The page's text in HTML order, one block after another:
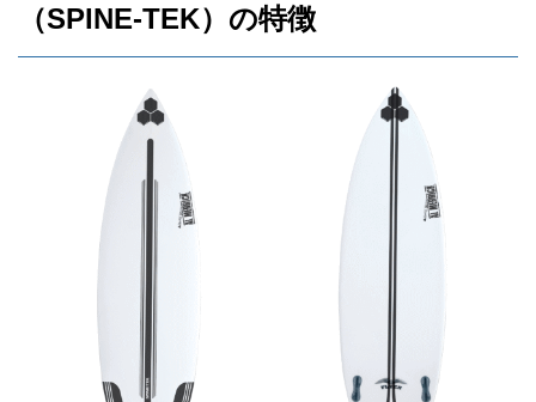
（SPINE-TEK）の特徴